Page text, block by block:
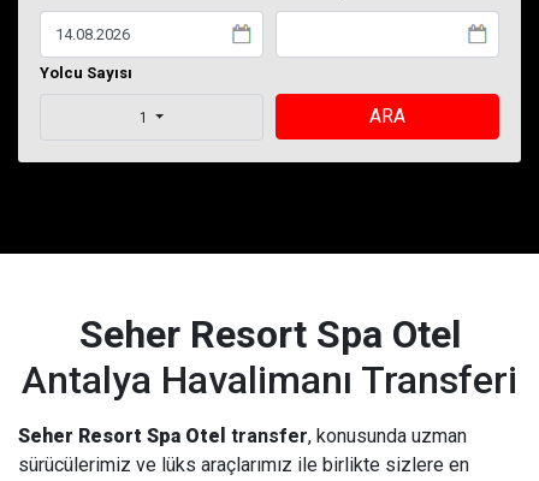
Yolcu Sayısı
1 ARA
Seher Resort Spa Otel
Antalya Havalimanı Transferi
Seher Resort Spa Otel transfer, konusunda uzman
sürücülerimiz ve lüks araçlarımız ile birlikte sizlere en